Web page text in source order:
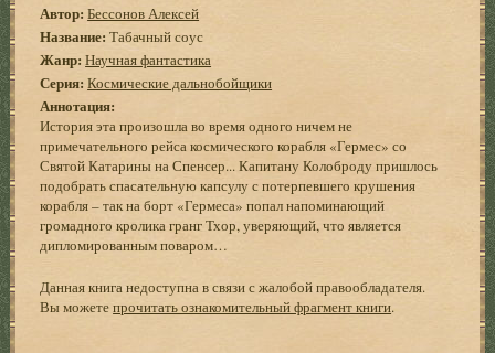
Автор: Бессонов Алексей
Название: Табачный соус
Жанр: Научная фантастика
Серия: Космические дальнобойщики
Аннотация:
История эта произошла во время одного ничем не
примечательного рейса космического корабля «Гермес» со
Святой Катарины на Спенсер... Капитану Колоброду пришлось
подобрать спасательную капсулу с потерпевшего крушения
корабля – так на борт «Гермеса» попал напоминающий
громадного кролика гранг Тхор, уверяющий, что является
дипломированным поваром…
Данная книга недоступна в связи с жалобой правообладателя.
Вы можетепрочитать ознакомительный фрагмент книги.